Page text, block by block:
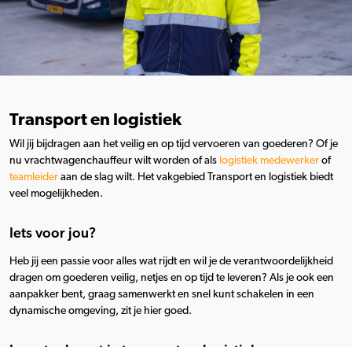
Transport en logistiek
Wil jij bijdragen aan het veilig en op tijd vervoeren van goederen? Of je
nu vrachtwagenchauffeur wilt worden of als logistiek medewerker of
teamleider aan de slag wilt. Het vakgebied Transport en logistiek biedt
veel mogelijkheden.
Iets voor jou?
Heb jij een passie voor alles wat rijdt en wil je de verantwoordelijkheid
dragen om goederen veilig, netjes en op tijd te leveren? Als je ook een
aanpakker bent, graag samenwerkten snel kunt schakelen in een
dynamische omgeving, zit je hier goed .